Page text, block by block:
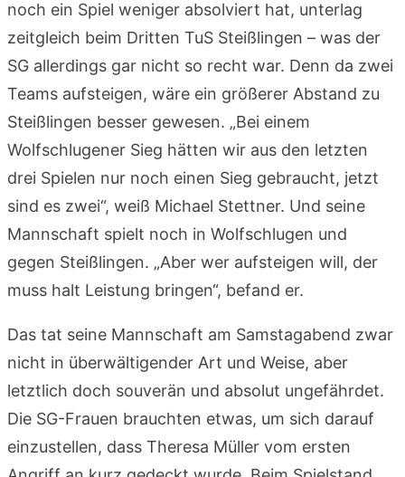
noch ein Spiel weniger absolviert hat, unterlag
zeitgleich beim Dritten TuS Steißlingen – was der
SG allerdings gar nicht so recht war. Denn da zwei
Teams aufsteigen, wäre ein größerer Abstand zu
Steißlingen besser gewesen. „Bei einem
Wolfschlugener Sieg hätten wir aus den letzten
drei Spielen nur noch einen Sieg gebraucht, jetzt
sind es zwei“, weiß Michael Stettner. Und seine
Mannschaft spielt noch in Wolfschlugen und
gegen Steißlingen. „Aber wer aufsteigen will, der
muss halt Leistung bringen“, befand er.
Das tat seine Mannschaft am Samstagabend zwar
nicht in überwältigender Art und Weise, aber
letztlich doch souverän und absolut ungefährdet.
Die SG-Frauen brauchten etwas, um sich darauf
einzustellen, dass Theresa Müller vom ersten